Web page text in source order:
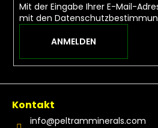
Mit der Eingabe Ihrer E-Mail-
mit den
ANMELDEN
Kontakt
info@peltramminerals.com